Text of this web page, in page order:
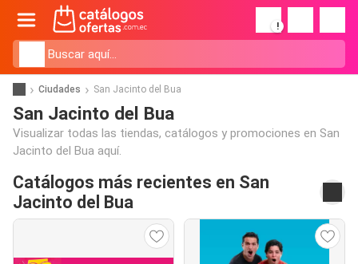
!
Ciudades San Jacinto del Bua
San Jacinto del Bua
Visualizar todas las tiendas, catálogos y promociones en San
Jacinto del Bua aquí.
Catálogos más recientes en San
Jacinto del Bua